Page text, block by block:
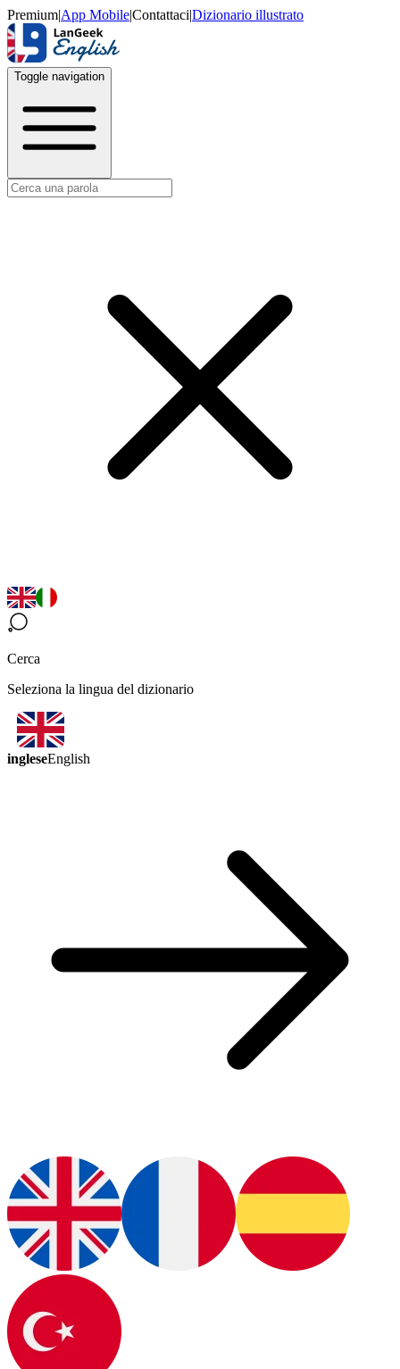
Premium|App Mobile|Contattaci|Dizionario illustrato
Toggle navigation
Cerca
Seleziona la lingua del dizionario
ingleseEnglish